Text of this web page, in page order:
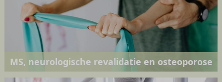
MS, neurologische revalidatie en osteoporose